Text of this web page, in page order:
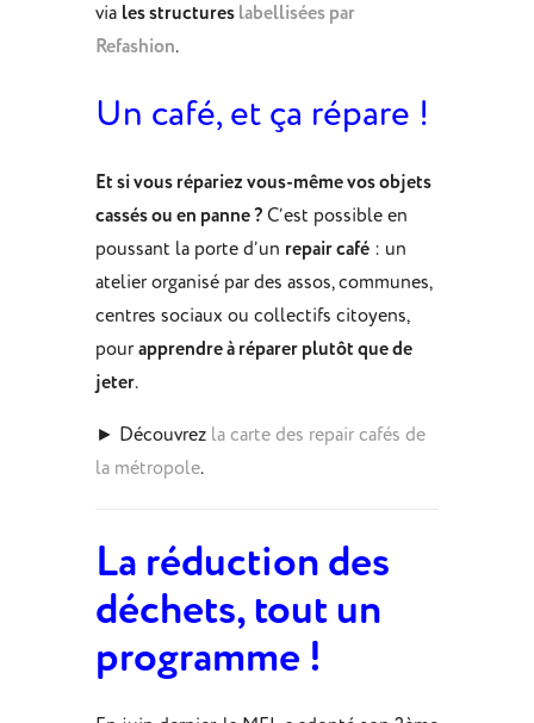
via les structures labellisées par
Refashion.
Un café, et ça répare !
Et si vous répariez vous-même vos objets
cassés ou en panne ?C’est possible en
poussant la porte d’un repair café: un
atelier organisé par des assos, communes,
centres sociaux ou collectifs citoyens,
pourapprendre à réparer plutôt que de
jeter.
► Découvrez la carte des repair cafés de
la métropole.
La réduction des
déchets, tout un
programme !